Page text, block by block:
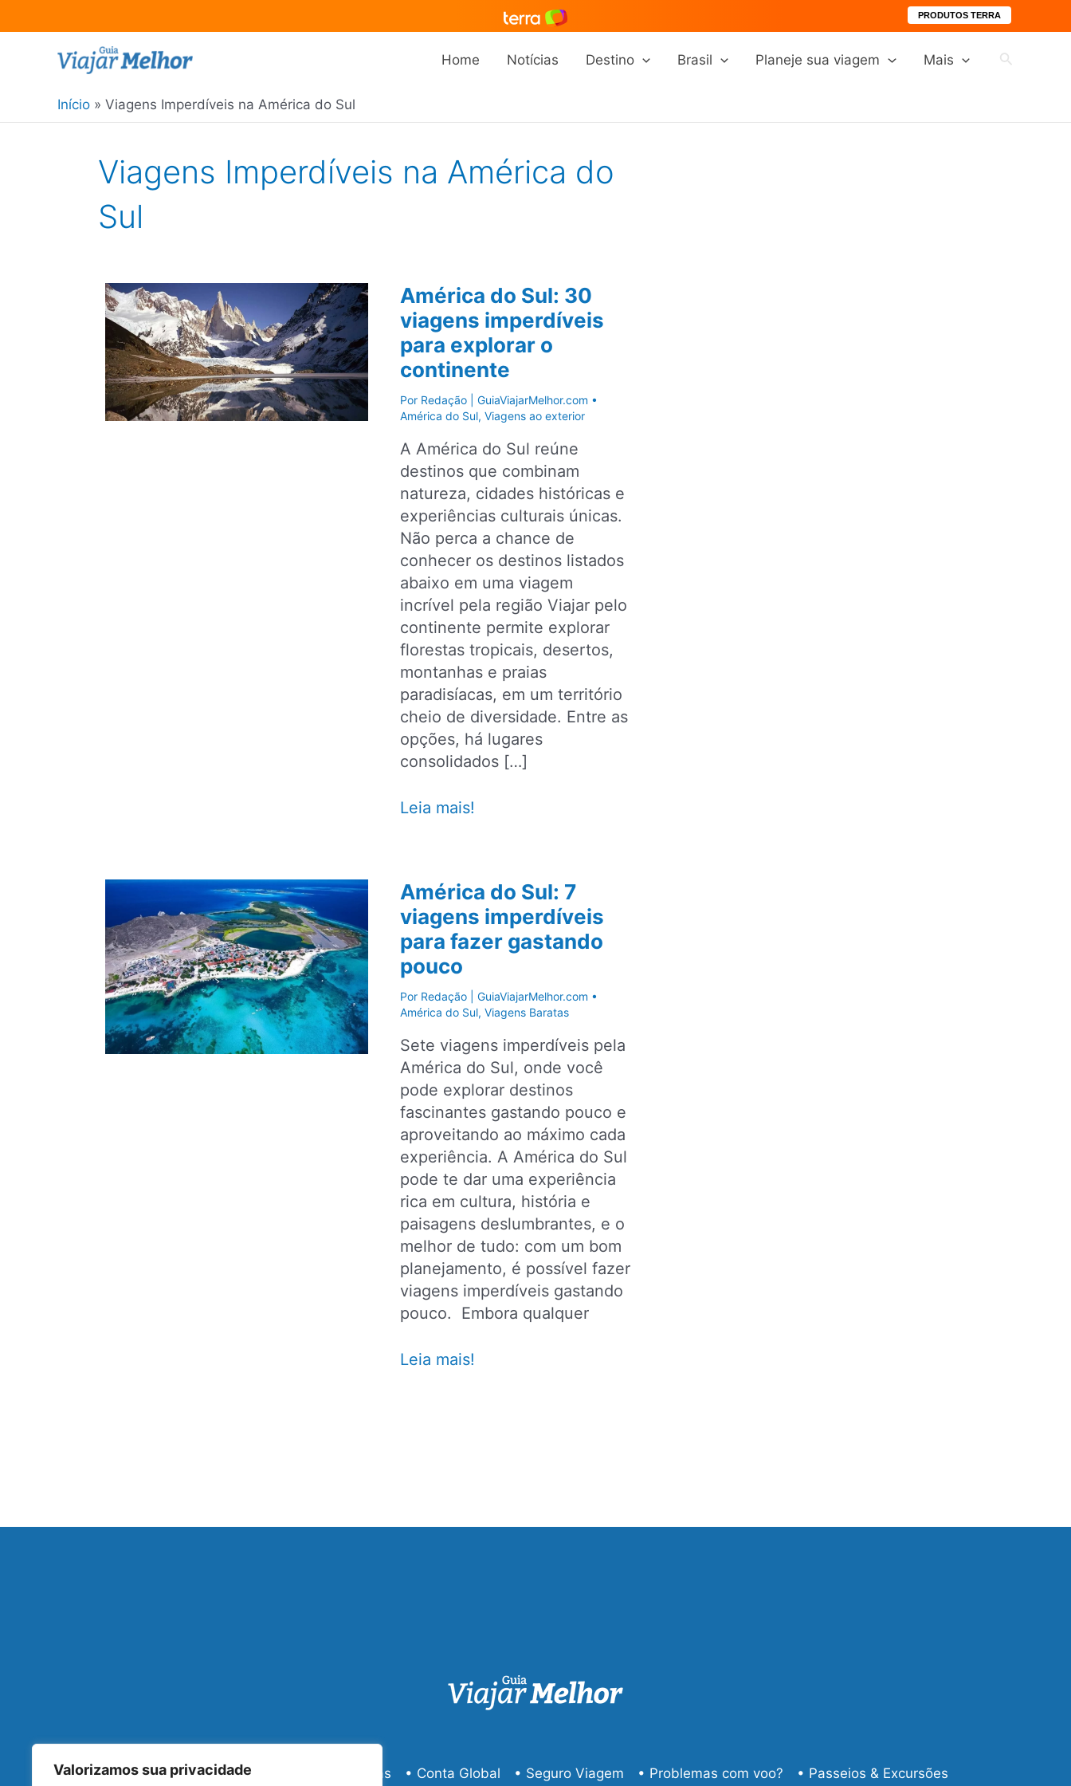
Valorizamos sua privacidade
PRODUTOS TERRA
conteúdo
Home Notícias Destino Brasil Planeje sua viagem Mais Pesquisar
Início Viagens Imperdíveis na América do Sul
Viagens Imperdíveis na América do
Sul
América do Sul: 30
viagens imperdíveis
para explorar o
continente
Por Redação | GuiaViajarMelhor.com •
América do Sul, Viagens ao exterior
A América do Sul reúne
destinos que combinam
natureza, cidades históricas e
experiências culturais únicas.
Não perca a chance de
conhecer os destinos listados
abaixo em uma viagem
incrível pela região Viajar pelo
continente permite explorar
florestas tropicais, desertos,
montanhas e praias
paradisíacas, em um território
cheio de diversidade. Entre as
opções, há lugares
consolidados […]
América
viagens
imperdíveis
para
explorar
continente
Leia mais!
América do Sul: 7
viagens imperdíveis
para fazer gastando
pouco
Por Redação | GuiaViajarMelhor.com •
América do Sul, Viagens Baratas
Sete viagens imperdíveis pela
América do Sul, onde você
pode explorar destinos
fascinantes gastando pouco e
aproveitando ao máximo cada
experiência. A América do Sul
pode te dar uma experiência
rica em cultura, história e
paisagens deslumbrantes, e o
melhor de tudo: com um bom
planejamento, é possível fazer
viagens imperdíveis gastando
pouco. Embora qualquer
América
Leia mais!
• Reserva de Hotéis • Passagens Aéreas • Conta Global • Seguro Viagem • Problemas com voo? • Passeios & Excursões